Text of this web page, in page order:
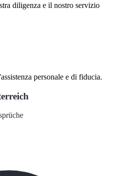
diligenza e il nostro servizio
personale e di fiducia.